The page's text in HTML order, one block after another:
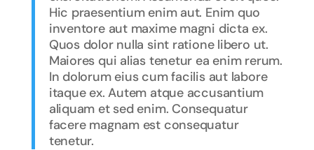
Hic praesentium enim aut. Enim quo
inventore aut maxime magni dicta ex.
Quos dolor nulla sint ratione libero ut.
Maiores qui alias tenetur ea enim rerum.
In dolorum eius cum facilis aut labore
itaque ex. Autem atque accusantium
aliquam et sed enim. Consequatur
facere magnam est consequatur
tenetur.